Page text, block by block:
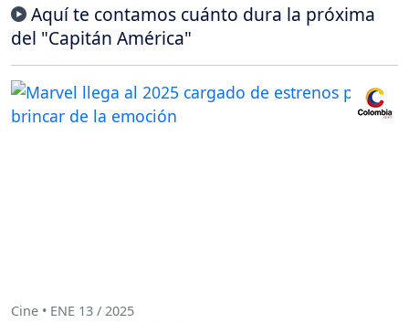
Aquí te contamos cuánto dura la próxima
del "Capitán América"
Cine • ENE 13 / 2025